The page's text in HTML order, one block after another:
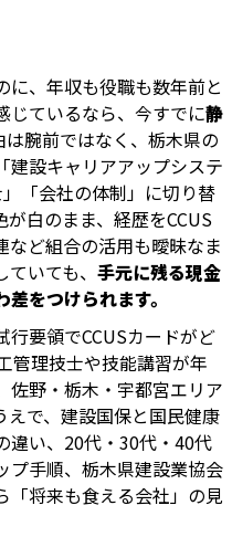
、年収も役職も数年前と
じているなら、今すでに静
腕前ではなく、栃木県の
建設キャリアアップシステ
「会社の体制」に切り替
白のまま、経歴をCCUS
など組合の活用も曖昧なま
いても、 手元に残る現金
をつけられます。
要領でCCUSカードがど
管理技士や技能講習が年
佐野・栃木・宇都宮エリア
えで、建設国保と国民健康
違い、20代・30代・40代
プ手順、栃木県建設業協会
「将来も食える会社」の見